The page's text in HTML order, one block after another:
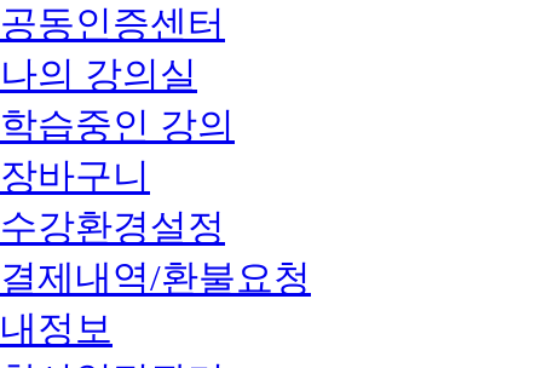
공동인증센터
나의 강의실
학습중인 강의
장바구니
수강환경설정
결제내역/환불요청
내정보